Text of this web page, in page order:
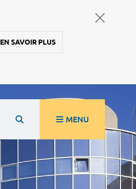
EN SAVOIR PLUS
MENU